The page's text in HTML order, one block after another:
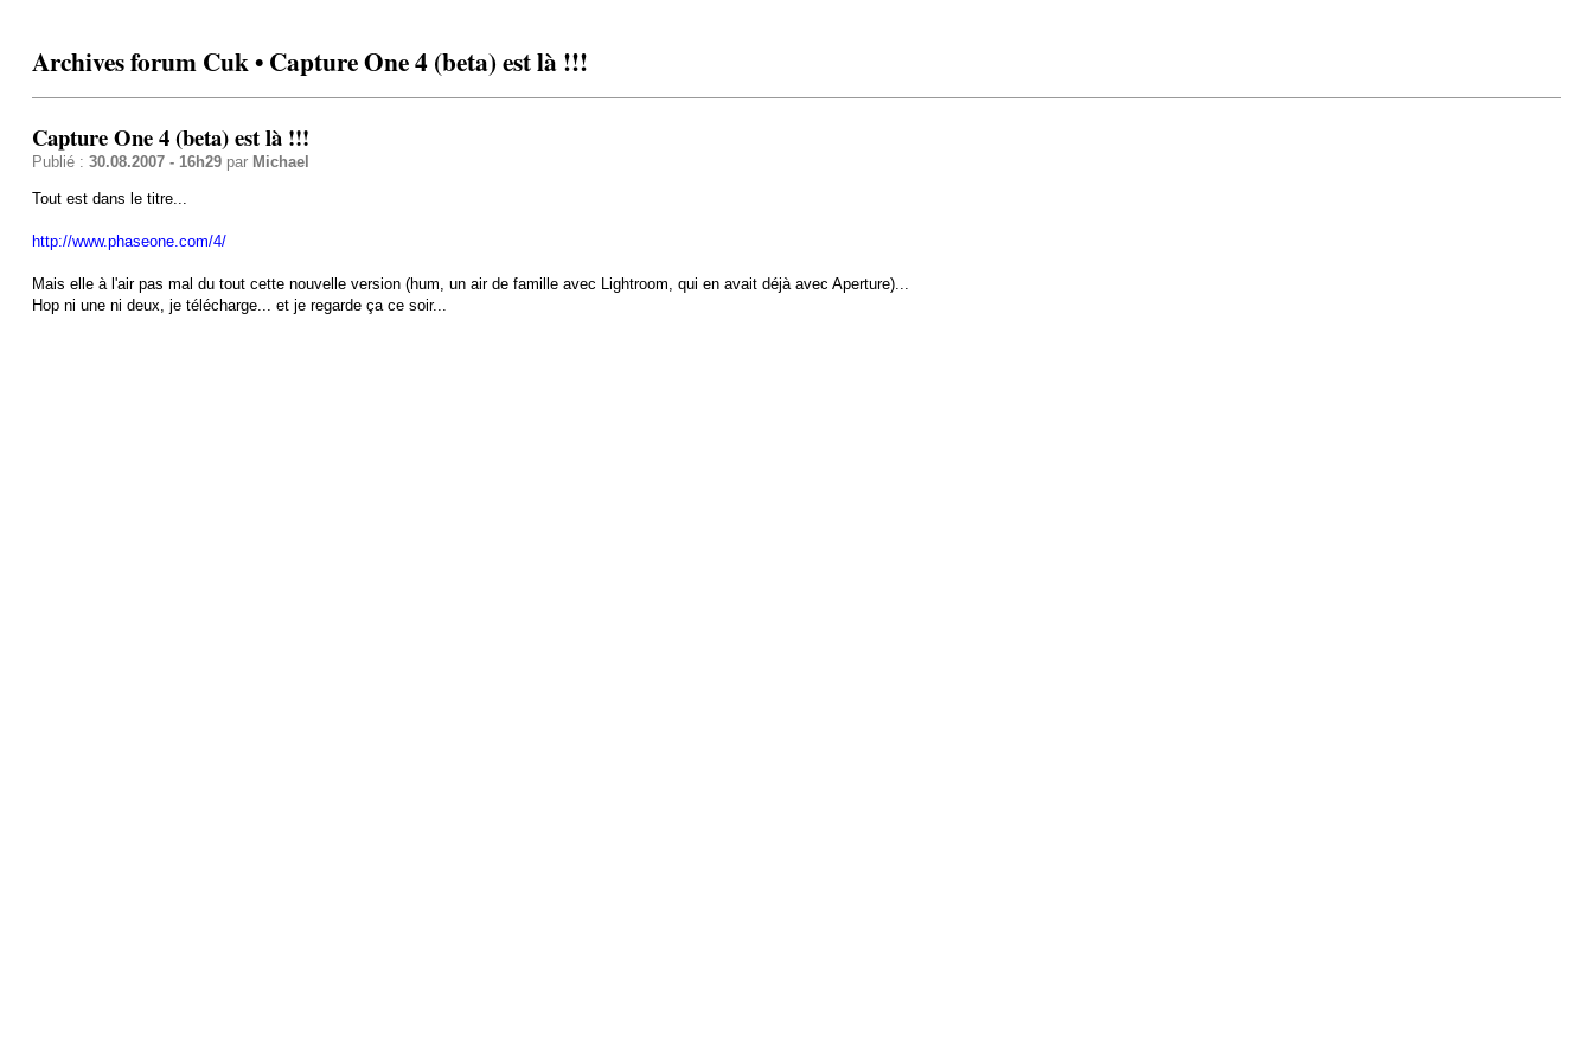
Archives forum Cuk • Capture One 4 (beta) est là !!!
Capture One 4 (beta) est là !!!
Publié : 30.08.2007 - 16h29par Michael
Tout est dans le titre...
http://www.phaseone.com/4/
Mais elle à l'air pas mal du tout cette nouvelle version (hum, un air de famille avec Lightroom, qui en avait déjà avec Aperture)...
Hop ni une ni deux, je télécharge... et je regarde ça ce soir...